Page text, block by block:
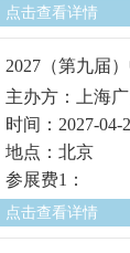
点击查看详情
2027（第九届
主办方：上海
时间：2027-04-
地点：北京
参展费1：
点击查看详情